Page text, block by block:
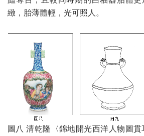
緻，胎薄體輕，光可照人。
圖八 清乾隆〈錦地開光西洋人物圖貫